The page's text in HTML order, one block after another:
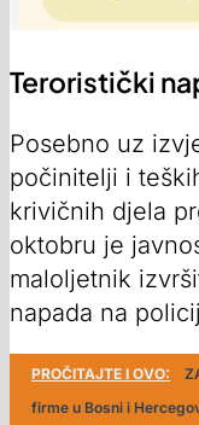
Teroristički
Posebno uz
počinitelji i
krivičnih djela
oktobru je
maloljetnik
napada na
PROČITAJTE I OVO:
firme u Bosni i